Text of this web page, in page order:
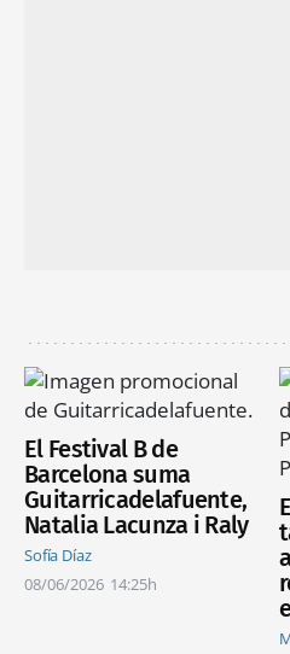
El Festival B de
Barcelona suma
Guitarricadelafuente,
Natalia Lacunza i Raly
Sofía Díaz
08/06/2026 14:25h